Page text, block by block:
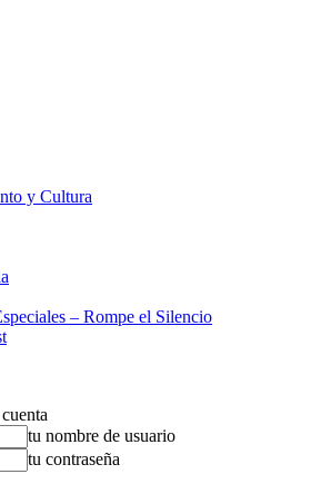
y Cultura
– Rompe el Silencio
tu nombre de usuario
tu contraseña